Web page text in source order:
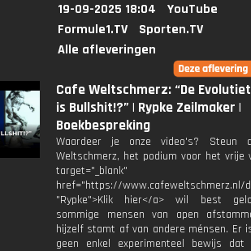
19-09-2025 18:04
YouTube
Formule1.TV
Sporten.TV
Alle afleveringen
Cafe Weltschmerz: “De
is Bullshit!?” | Rypke Zeilmaker |
Boekbespreking
Waardeer je onze video's? Steun
Weltschmerz, het podium voor het vrije
target="_blank"
href="https://www.cafeweltschmerz.nl/
"Rypke">Klik hier</a> wil best
sommige mensen van apen
hijzelf stamt af van andere ménsen. Er
geen enkel experimenteel bewijs dat